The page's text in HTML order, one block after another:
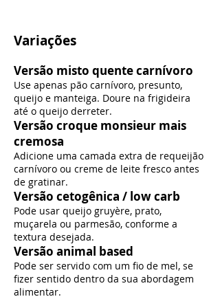
Variações
Versão misto quente carnívoro
Use apenas pão carnívoro, presunto,
queijo e manteiga. Doure na frigideira
até o queijo derreter.
Versão croque monsieur mais
cremosa
Adicione uma camada extra de requeijão
carnívoro ou creme de leite fresco antes
de gratinar.
Versão cetogênica / low carb
Pode usar queijo gruyère, prato,
muçarela ou parmesão, conforme a
textura desejada.
Versão animal based
Pode ser servido com um fio de mel, se
fizer sentido dentro da sua abordagem
alimentar.